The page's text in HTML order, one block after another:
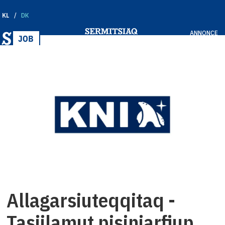
KL DK
ANNONCE
Allagarsiuteqqitaq -